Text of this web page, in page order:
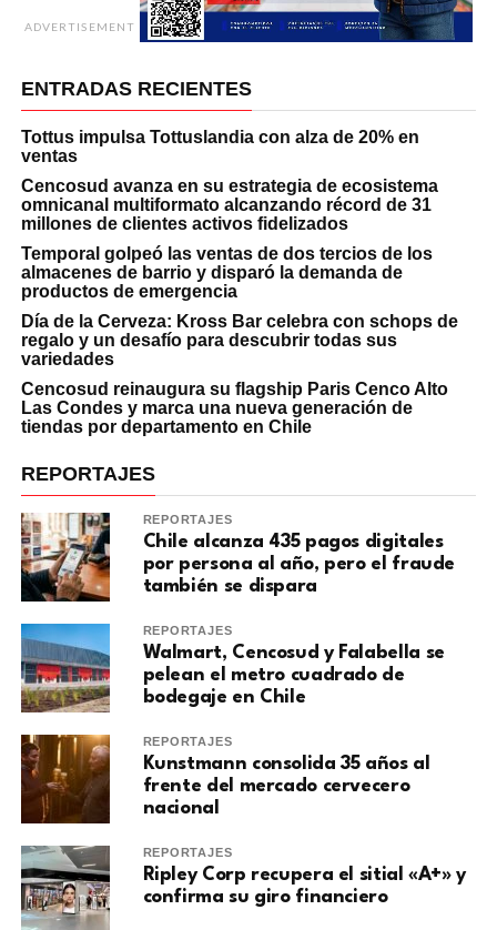
ADVERTISEMENT
ENTRADAS RECIENTES
Tottus impulsa Tottuslandia con alza de 20% en
ventas
Cencosud avanza en su estrategia de ecosistema
omnicanal multiformato alcanzando récord de 31
millones de clientes activos fidelizados
Temporal golpeó las ventas de dos tercios de los
almacenes de barrio y disparó la demanda de
productos de emergencia
Día de la Cerveza: Kross Bar celebra con schops de
regalo y un desafío para descubrir todas sus
variedades
Cencosud reinaugura su flagship Paris Cenco Alto
Las Condes y marca una nueva generación de
tiendas por departamento en Chile
REPORTAJES
REPORTAJES
Chile alcanza 435 pagos digitales
por persona al año, pero el fraude
también se dispara
REPORTAJES
Walmart, Cencosud y Falabella se
pelean el metro cuadrado de
bodegaje en Chile
REPORTAJES
Kunstmann consolida 35 años al
frente del mercado cervecero
nacional
REPORTAJES
Ripley Corp recupera el sitial «A+» y
confirma su giro financiero